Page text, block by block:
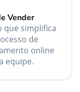
Vender
que simplifica
de
online
equipe.